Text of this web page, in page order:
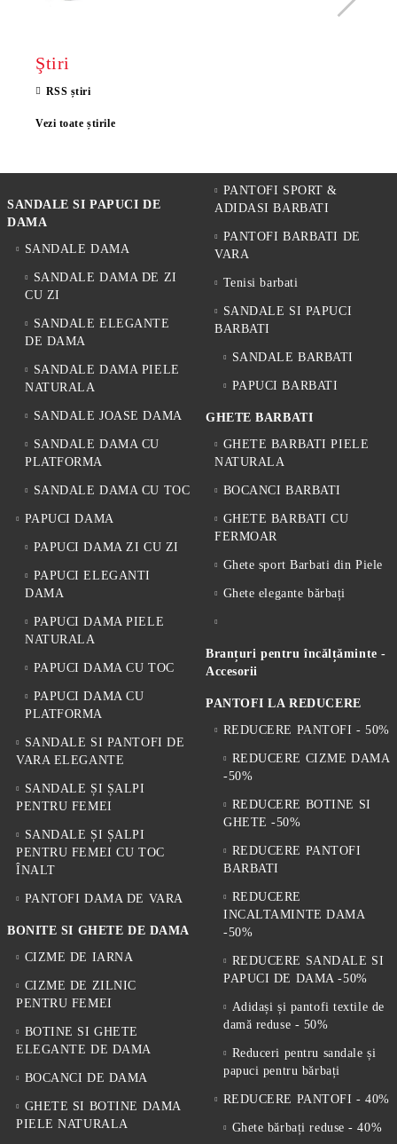
Ştiri
RSS știri
Vezi toate știrile
SANDALE SI PAPUCI DE
DAMA
SANDALE DAMA
SANDALE DAMA DE ZI
CU ZI
SANDALE ELEGANTE
DE DAMA
SANDALE DAMA PIELE
NATURALA
SANDALE JOASE DAMA
SANDALE DAMA CU
PLATFORMA
SANDALE DAMA CU TOC
PAPUCI DAMA
PAPUCI DAMA ZI CU ZI
PAPUCI ELEGANTI
DAMA
PAPUCI DAMA PIELE
NATURALA
PAPUCI DAMA CU TOC
PAPUCI DAMA CU
PLATFORMA
SANDALE SI PANTOFI DE
VARA ELEGANTE
SANDALE ȘI ȘALPI
PENTRU FEMEI
SANDALE ȘI ȘALPI
PENTRU FEMEI CU TOC
ÎNALT
PANTOFI DAMA DE VARA
BONITE SI GHETE DE DAMA
CIZME DE IARNA
CIZME DE ZILNIC
PENTRU FEMEI
BOTINE SI GHETE
ELEGANTE DE DAMA
BOCANCI DE DAMA
GHETE SI BOTINE DAMA
PIELE NATURALA
PANTOFI SPORT &
ADIDASI BARBATI
PANTOFI BARBATI DE
VARA
Tenisi barbati
SANDALE SI PAPUCI
BARBATI
SANDALE BARBATI
PAPUCI BARBATI
GHETE BARBATI
GHETE BARBATI PIELE
NATURALA
BOCANCI BARBATI
GHETE BARBATI CU
FERMOAR
Ghete sport Barbati din Piele
Ghete elegante bărbați
Branțuri pentru încălțăminte -
Accesorii
PANTOFI LA REDUCERE
REDUCERE PANTOFI - 50%
REDUCERE CIZME DAMA
-50%
REDUCERE BOTINE SI
GHETE -50%
REDUCERE PANTOFI
BARBATI
REDUCERE
INCALTAMINTE DAMA
-50%
REDUCERE SANDALE SI
PAPUCI DE DAMA -50%
Adidași și pantofi textile de
damă reduse - 50%
Reduceri pentru sandale și
papuci pentru bărbați
REDUCERE PANTOFI - 40%
Ghete bărbați reduse - 40%